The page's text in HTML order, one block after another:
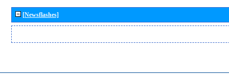
[Newsflashes]